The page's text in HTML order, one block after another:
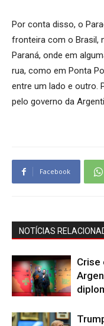
Por conta disso, o
fronteira com o Brasil,
Paraná, onde em
rua, como em Ponta
entre um lado e outro.
pelo governo da
Facebook
NOTÍCIAS
Crise